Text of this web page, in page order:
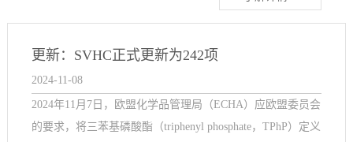
更新：SVHC正式更新为242项
2024-11-08
2024年11月7日，欧盟化学品管理局（ECHA）应欧盟委员会
的要求，将三苯基磷酸酯（triphenyl phosphate，TPhP）定义